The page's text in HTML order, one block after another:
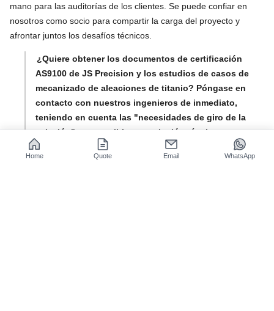
mano para las auditorías de los clientes. Se puede confiar en
nosotros como socio para compartir la carga del proyecto y
afrontar juntos los desafíos técnicos.
¿Quiere obtener los documentos de certificación
AS9100 de JS Precision y los estudios de casos de
mecanizado de aleaciones de titanio? Póngase en
contacto con nuestros ingenieros de inmediato,
teniendo en cuenta las "necesidades de giro de la
aviación", para recibir una solución técnica
personalizada y gratuita.
Home Quote Email WhatsApp